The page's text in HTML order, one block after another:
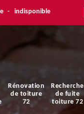
- indisponible
Rénovation
de toiture
72
Recherche
de fuite
toiture 72